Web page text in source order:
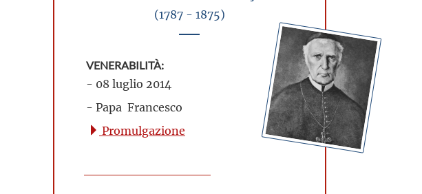
(1787 - 1875)
VENERABILITÀ:
- 08 luglio 2014
- Papa Francesco
Promulgazione